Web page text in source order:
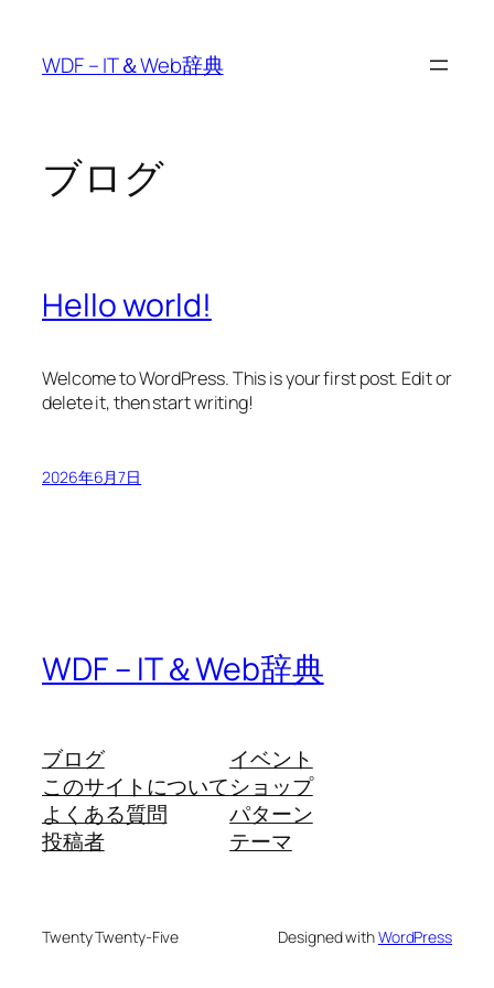
WDF – IT＆Web辞典
ブログ
Hello world!
Welcome to WordPress. This is your first post. Edit or
delete it, then start writing!
2026年6月7日
WDF – IT＆Web辞典
ブログ
このサイトについて
よくある質問
投稿者
イベント
ショップ
パターン
テーマ
Twenty Twenty-Five Designed withWordPress